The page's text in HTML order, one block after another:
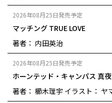
2026年08月25日発売予定
マッチング TRUE LOVE
著者： 内田英治
2026年08月25日発売予定
ホーンテッド・キャンパス 真
著者： 櫛木理宇 イラスト： ヤ